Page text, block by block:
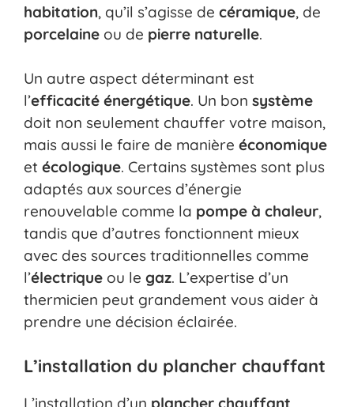
habitation, qu’il s’agisse de céramique, de
porcelaine ou de pierre naturelle.
Un autre aspect déterminant est
l’efficacité énergétique. Un bon système
doit non seulement chauffer votre maison,
mais aussi le faire de manière économique
et écologique. Certains systèmes sont plus
adaptés aux sources d’énergie
renouvelable comme la pompe à chaleur,
tandis que d’autres fonctionnent mieux
avec des sources traditionnelles comme
l’électrique ou le gaz. L’expertise d’un
thermicien peut grandement vous aider à
prendre une décision éclairée.
L’installation du plancher chauffant
L’installation d’un plancher chauffant